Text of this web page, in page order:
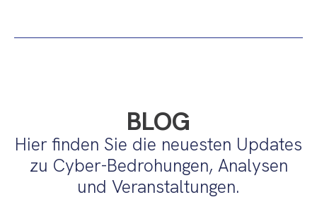
BLOG
Hier finden Sie die neuesten Updates
zu Cyber-Bedrohungen, Analysen
und Veranstaltungen.